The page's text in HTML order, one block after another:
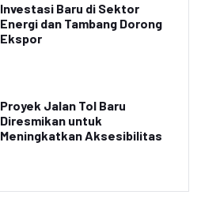
Investasi Baru di Sektor
Energi dan Tambang Dorong
Ekspor
Proyek Jalan Tol Baru
Diresmikan untuk
Meningkatkan Aksesibilitas